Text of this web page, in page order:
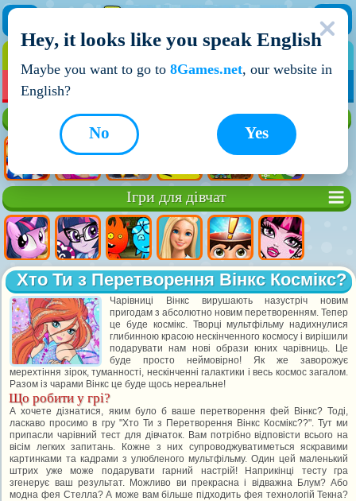
НОВІ ІГРИ
Ігри для дівчат
Хто Ти з Перетворення Вінкс Космікс?
Чарівниці Вінкс вирушають назустріч новим
пригодам з абсолютно новим перетворенням. Тепер
це буде космікс. Творці мультфільму надихнулися
глибинною красою нескінченного космосу і вирішили
подарувати нам нові образи юних чарівниць. Це
буде просто неймовірно! Як же заворожує
мерехтіння зірок, туманності, нескінченні галактики і весь космос загалом.
Разом із чарами Вінкс це буде щось нереальне!
Що робити у грі?
А хочете дізнатися, яким було б ваше перетворення фей Вінкс? Тоді,
ласкаво просимо в гру "Хто Ти з Перетворення Вінкс Космікс??". Тут ми
припасли чарівний тест для дівчаток. Вам потрібно відповісти всього на
вісім легких запитань. Кожне з них супроводжуватиметься яскравими
картинками та кадрами з улюбленого мультфільму. Один цей маленький
штрих уже може подарувати гарний настрій! Наприкінці тесту гра
згенерує ваш результат. Можливо ви прекрасна і відважна Блум? Або
модна фея Стелла? А може вам більше підходить фея технологій Текна?
Hey, it looks like you speak English
Maybe you want to go to 8Games.net, our website in
English?
Yes
No